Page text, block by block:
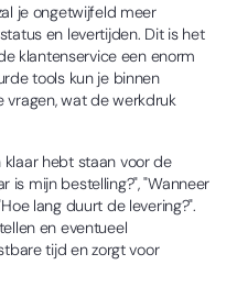
je ongetwijfeld meer
en levertijden. Dit is het
klantenservice een enorm
tools kun je binnen
vragen, wat de werkdruk
hebt staan voor de
is mijn bestelling?", "Wanneer
lang duurt de levering?".
en eventueel
tijd en zorgt voor